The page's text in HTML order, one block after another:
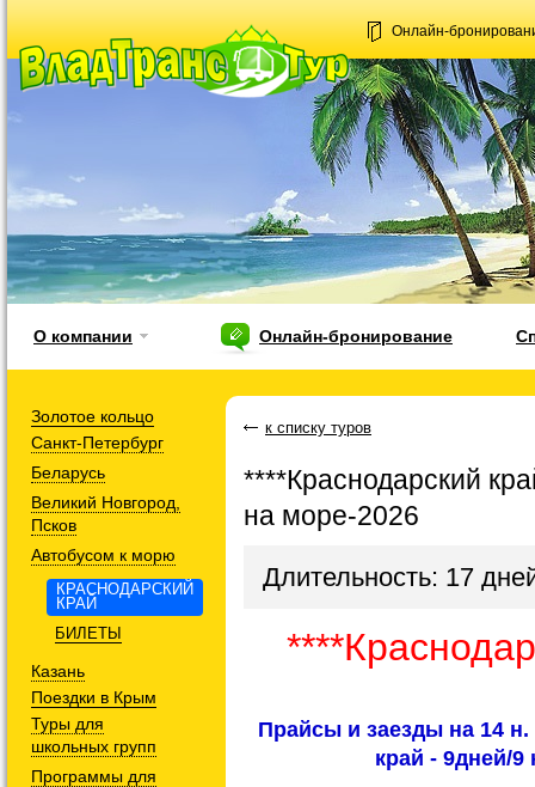
Онлайн-
О компании Онлайн-бронирование
к списку туров
****Краснодарский
на море-2026
Длительность: 17
Прайсы и заезды на 14
край - 9дней/9
Золотое кольцо
Санкт-Петербург
Беларусь
Великий Новгород,
Псков
Автобусом к морю
КРАСНОДАРСКИЙ
КРАЙ
БИЛЕТЫ
Казань
Поездки в Крым
Туры для
школьных групп
Программы для